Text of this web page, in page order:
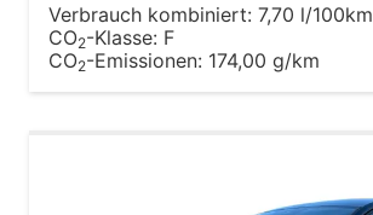
Verbrauch kombiniert: 7,70 l/100km
CO2-Klasse: F
CO2-Emissionen: 174,00 g/km